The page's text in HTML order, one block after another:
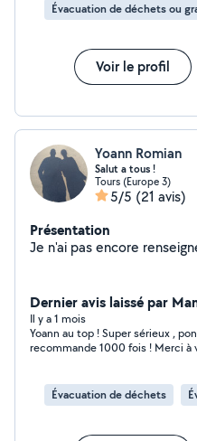
Évacuation de déchets ou
Voir le profil
Yoann Romian
Salut a tous !
Tours (Europe 3)
5/5 (21 avis)
Présentation
Dernier avis laissé par
Il y a 1 mois
Yoann au top ! Super sérieux ,
recommande 1000 fois ! Merci à
Évacuation de déchets